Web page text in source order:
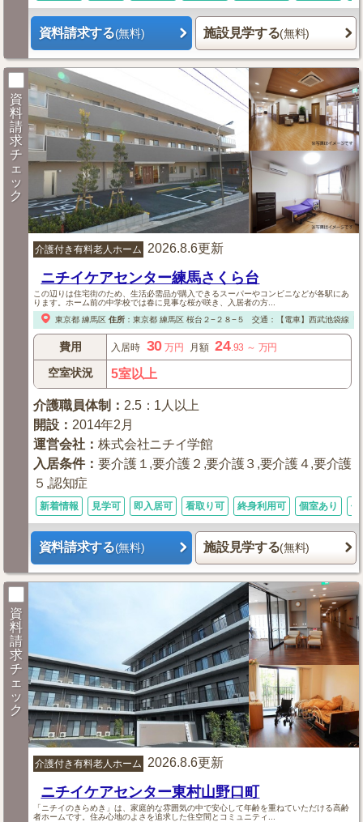
資料請求する(無料) 施設見学する(無料)
資
料
請
求
チ
ェ
ッ
ク
介護付き有料老人ホーム 2026.8.6更新
ニチイケアセンター練馬さくら台
この辺りは住宅街のため、生活必需品が購入できるスーパーやコンビニなどが各駅にあ
ります。ホーム前の中学校では春に見事な桜が咲き、入居者の方...
東京都 練馬区 住所： 東京都 練馬区桜台２−２８−５ 交通：【電車】西武池袋線「
費用 入居時 30 万円 月額 24.93 ～ 万円
空室状況 5室以上
介護職員体制 ： 2.5：1人以上
開設 ： 2014年2月
運営会社 ：株式会社ニチイ学館
入居条件：要介護１,要介護２,要介護３,要介護４,要介護
５,認知症
新着情報 見学可 即入居可 看取り可 終身利用可 個室あり 体
資料請求する(無料) 施設見学する(無料)
資
料
請
求
チ
ェ
ッ
ク
介護付き有料老人ホーム 2026.8.6更新
ニチイケアセンター東村山野口町
「ニチイのきらめき」は、家庭的な雰囲気の中で安心して年齢を重ねていただける高齢
者ホームです。住み心地のよさを追求した住空間とコミュニティ...